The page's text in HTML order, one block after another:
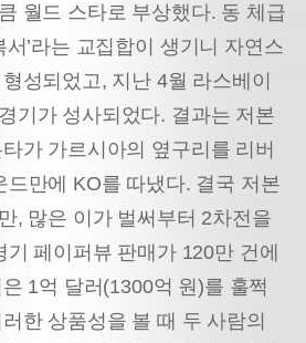
월드 스타로 부상했다. 동 체급
서’라는 교집합이 생기니 자연스
성되었고, 지난 4월 라스베이
기가 성사되었다. 결과는 저본
가 가르시아의 옆구리를 리버
드만에 KO를 따냈다. 결국 저본
, 많은 이가 벌써부터 2차전을
페이퍼뷰 판매가 120만 건에
1억 달러(1300억 원)를 훌쩍
한 상품성을 볼 때 두 사람의